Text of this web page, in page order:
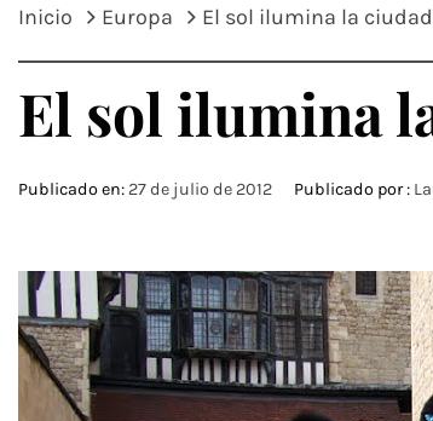
Inicio Europa El sol ilumina la
El sol ilumina
Publicado en: 27 de julio de 2012 Publicado por :